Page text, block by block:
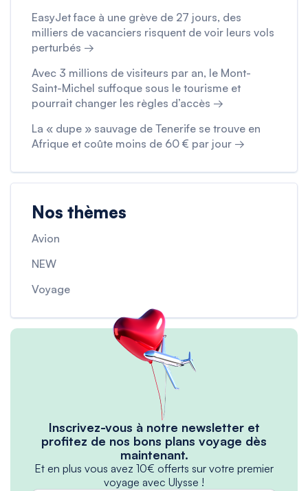
EasyJet face à une grève de 27 jours, des
milliers de vacanciers risquent de voir leurs vols
perturbés →
Avec 3 millions de visiteurs par an, le Mont-
Saint-Michel suffoque sous le tourisme et
pourrait changer les règles d’accès →
La « dupe » sauvage de Tenerife se trouve en
Afrique et coûte moins de 60 € par jour →
Nos thèmes
Avion
NEW
Voyage
Inscrivez-vous à notre newsletter et
profitez de nos bons plans voyage dès
maintenant.
Et en plus vous avez 10€ offerts sur votre premier
voyage avec Ulysse !